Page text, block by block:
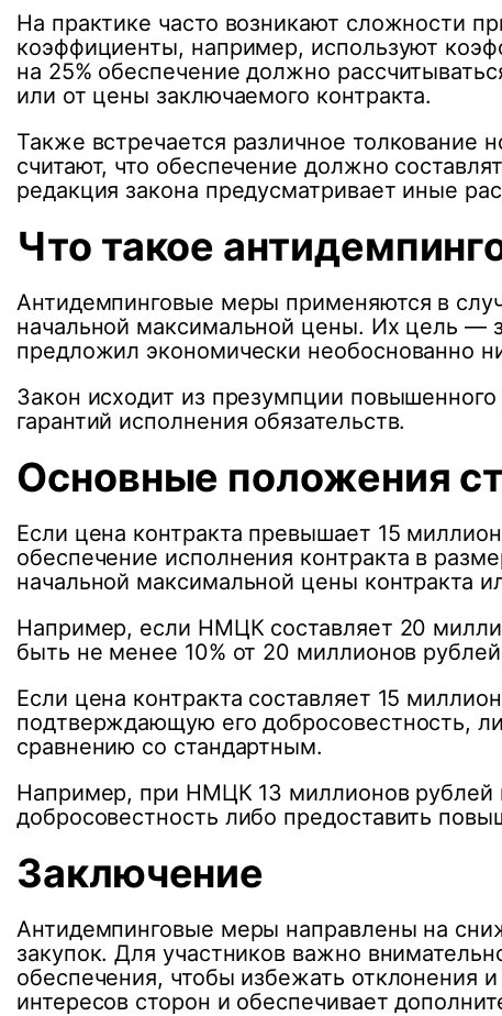
На практике часто возникают сложности
коэффициенты, например, используют
на 25% обеспечение должно
или от цены заключаемого контракта.
Также встречается различное толкование
считают, что обеспечение должно
редакция закона предусматривает иные
Что такое
Антидемпинговые меры применяются в
начальной максимальной цены. Их цель —
предложил экономически необоснованно
Закон исходит из презумпции
гарантий исполнения обязательств.
Основные положения
Если цена контракта превышает 15
обеспечение исполнения контракта в
начальной максимальной цены контракта
Например, если НМЦК составляет 20
быть не менее 10% от 20 миллионов
Если цена контракта составляет 15
подтверждающую его добросовестность,
сравнению со стандартным.
Например, при НМЦК 13 миллионов рублей
добросовестность либо предоставить
Заключение
Антидемпинговые меры направлены на
закупок. Для участников важно
обеспечения, чтобы избежать отклонения
интересов сторон и обеспечивает